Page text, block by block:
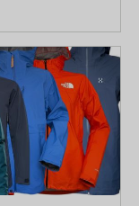
som alla klarade
vattentäthet
tyget på en
respektive 0,6
Ann Stare på
Fix ska